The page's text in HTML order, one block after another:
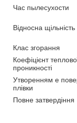
Час пылесухости
Відносна щільність
Клас згорання
Коефіцієнт
проникності
Утворенням е
плівки
Повне затвердіння